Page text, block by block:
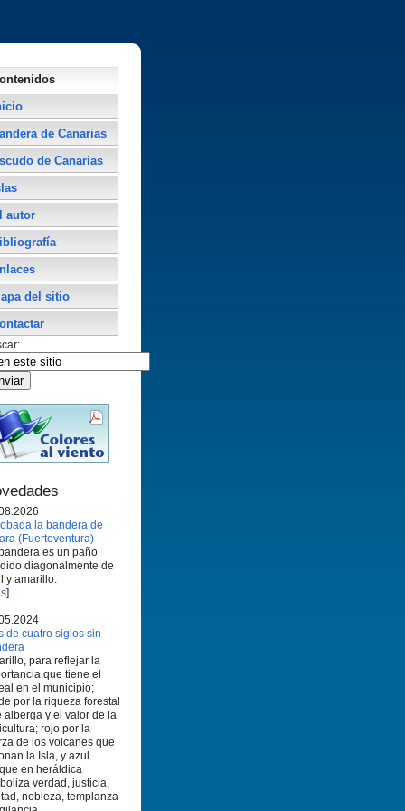
de Canarias
de Canarias
autor
del sitio
la bandera de
(Fuerteventura)
es un paño
diagonalmente de
y amarillo.
]
de cuatro siglos sin
para reflejar la
que tiene el
en el municipio;
por la riqueza forestal
alberga y el valor de la
rojo por la
de los volcanes que
la Isla, y azul
en heráldica
verdad, justicia,
nobleza, templanza